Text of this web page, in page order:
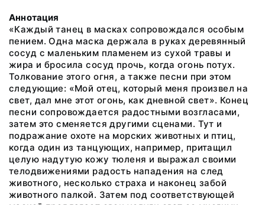
Аннотация
«Каждый танец в масках сопровождался особым
пением. Одна маска держала в руках деревянный
сосуд с маленьким пламенем из сухой травы и
жира и бросила сосуд прочь, когда огонь потух.
Толкование этого огня, а также песни при этом
следующие: «Мой отец, который меня произвел на
свет, дал мне этот огонь, как дневной свет». Конец
песни сопровождается радостными возгласами,
затем это сменяется другими сценами. Тут и
подражание охоте на морских животных и птиц,
когда один из танцующих, например, притащил
целую надутую кожу тюленя и выражал своими
телодвижениями радость нападения на след
животного, несколько страха и наконец забой
животного палкой. Затем под соответствующей